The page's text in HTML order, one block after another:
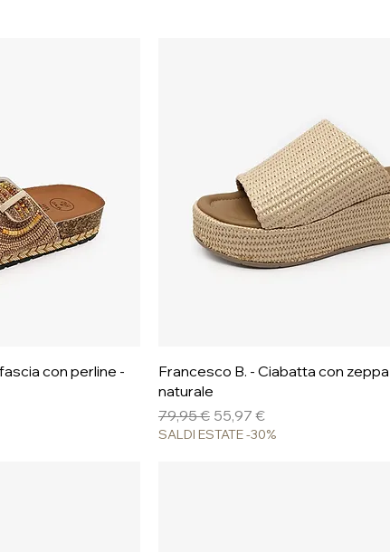
con perline -
Vista rapida
Francesco B. - Ciabatta con zeppa
naturale
Prezzo regolare
79,95 € Prezzo scontato
55,97 €
SALDI ESTATE -30%